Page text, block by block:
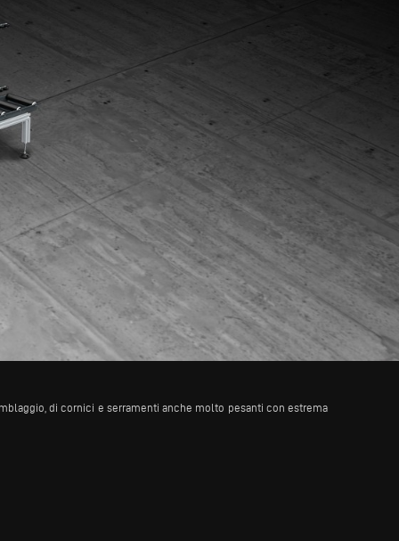
di cornici e serramenti anche molto pesanti con estrema